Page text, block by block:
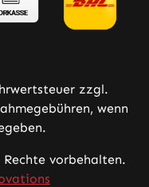
zzgl.
wenn
vorbehalten.